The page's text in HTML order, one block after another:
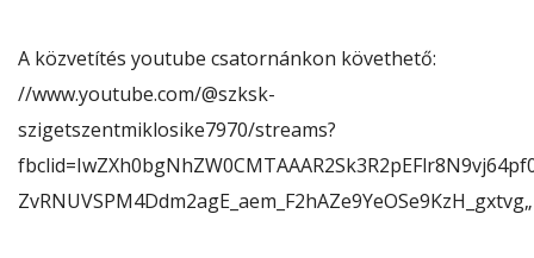
A közvetítés youtube csatornánkon követhető:
//www.youtube.com/@szksk-
szigetszentmiklosike7970/streams?
ZvRNUVSPM4Ddm2agE_aem_F2hAZe9YeOSe9KzH_gxtvg„